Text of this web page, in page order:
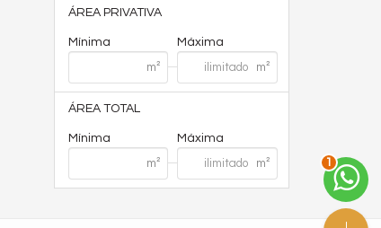
ÁREA PRIVATIVA
Mínima Máxima
ÁREA TOTAL
Mínima Máxima
1